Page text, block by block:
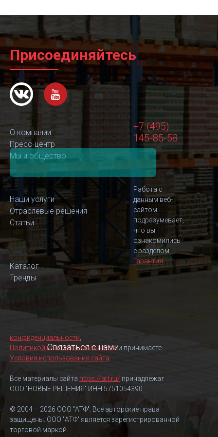
Присоединяйтесь
О компании
Пресс-центр
Мы и общество
Наши услуги
Отраслевые решения
Статьи
Каталог
Тренды
+7 (495)
145-85-58
Связаться с нами
Работа с
данным веб-
сайтом
подразумевает,
что вы
ознакомились
с разделом
Гарантия
конфиденциальности
Политикой конфиденциальностии принимаете
Условия использования сайта
Все материалы сайта https://atf.ru/ принадлежат
ООО "НОВЫЕ РЕШЕНИЯ" ИНН 5751054390
© 2004 – 2026 ООО "АТФ". Все авторские права
защищены. ООО "АТФ" является зарегистрированной
торговой маркой.